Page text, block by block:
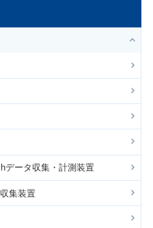
データ収集・計測装置
集装置